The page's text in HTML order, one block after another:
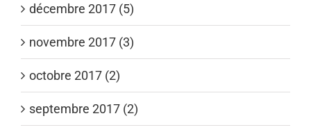
décembre 2017 (5)
novembre 2017 (3)
octobre 2017 (2)
septembre 2017 (2)